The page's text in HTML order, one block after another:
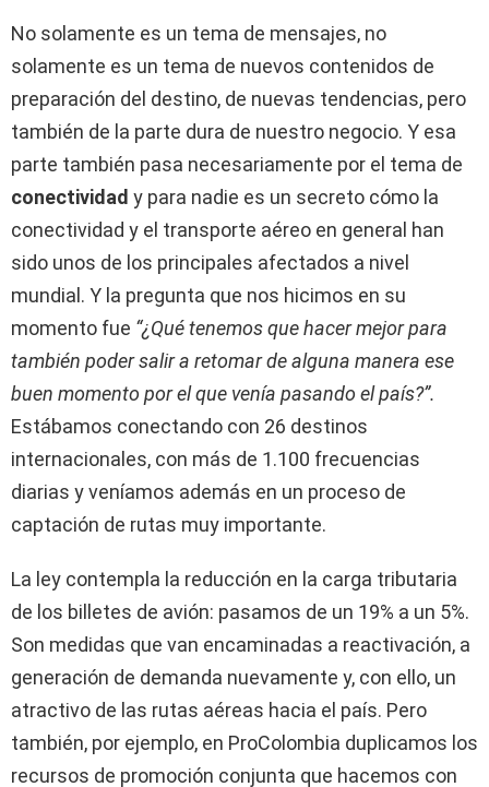
No solamente es un tema de mensajes, no
solamente es un tema de nuevos contenidos de
preparación del destino, de nuevas tendencias, pero
también de la parte dura de nuestro negocio. Y esa
parte también pasa necesariamente por el tema de
conectividad y para nadie es un secreto cómo la
conectividad y el transporte aéreo en general han
sido unos de los principales afectados a nivel
mundial. Y la pregunta que nos hicimos en su
momento fue “¿Qué tenemos que hacer mejor para
también poder salir a retomar de alguna manera ese
buen momento por el que venía pasando el país?”.
Estábamos conectando con 26 destinos
internacionales, con más de 1.100 frecuencias
diarias y veníamos además en un proceso de
captación de rutas muy importante.
La ley contempla la reducción en la carga tributaria
de los billetes de avión: pasamos de un 19% a un 5%.
Son medidas que van encaminadas a reactivación, a
generación de demanda nuevamente y, con ello, un
atractivo de las rutas aéreas hacia el país. Pero
también, por ejemplo, en ProColombia duplicamos los
recursos de promoción conjunta que hacemos con